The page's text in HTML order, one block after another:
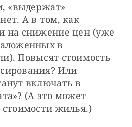
«выдержат»
А в том, как
на снижение цен (уже
в
Повысят стоимость
Или
включать в
(А это может
стоимости жилья.)